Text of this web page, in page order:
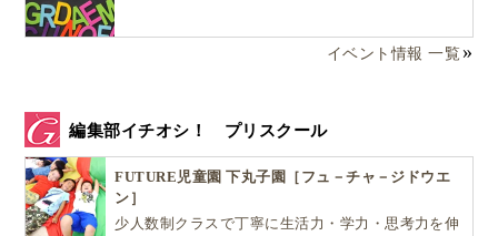
イベント情報 一覧
編集部イチオシ！ プリスクール
FUTURE児童園 下丸子園［フュ－チャ－ジドウエ
ン］
少人数制クラスで丁寧に生活力・学力・思考力を伸